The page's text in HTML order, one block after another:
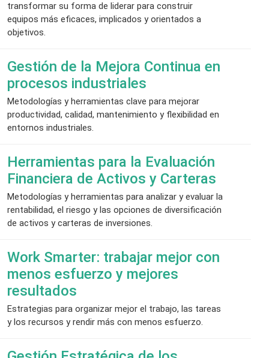
transformar su forma de liderar para construir
equipos más eficaces, implicados y orientados a
objetivos.
Gestión de la Mejora Continua en
procesos industriales
Metodologías y herramientas clave para mejorar
productividad, calidad, mantenimiento y flexibilidad en
entornos industriales.
Herramientas para la Evaluación
Financiera de Activos y Carteras
Metodologías y herramientas para analizar y evaluar la
rentabilidad, el riesgo y las opciones de diversificación
de activos y carteras de inversiones.
Work Smarter: trabajar mejor con
menos esfuerzo y mejores
resultados
Estrategias para organizar mejor el trabajo, las tareas
y los recursos y rendir más con menos esfuerzo.